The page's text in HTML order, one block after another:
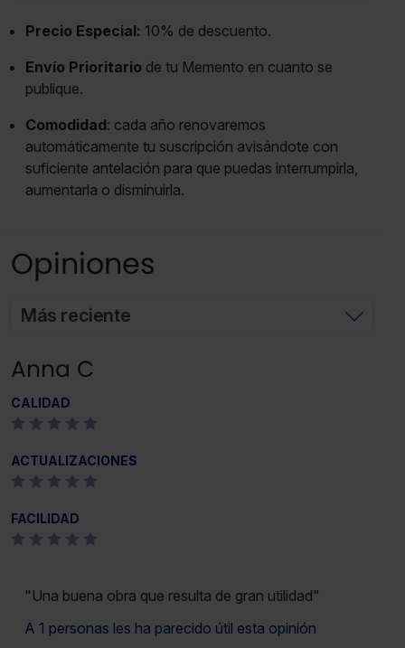
Precio Especial: 10% de descuento.
Envío Prioritario de tu Memento en cuanto se
publique.
Comodidad: cada año renovaremos
automáticamente tu suscripción avisándote con
suficiente antelación para que puedas interrumpirla,
aumentarla o disminuirla.
Opiniones
Más reciente
Anna C
CALIDAD
ACTUALIZACIONES
FACILIDAD
"Una buena obra que resulta de gran utilidad"
A 1 personas les ha parecido útil esta opinión